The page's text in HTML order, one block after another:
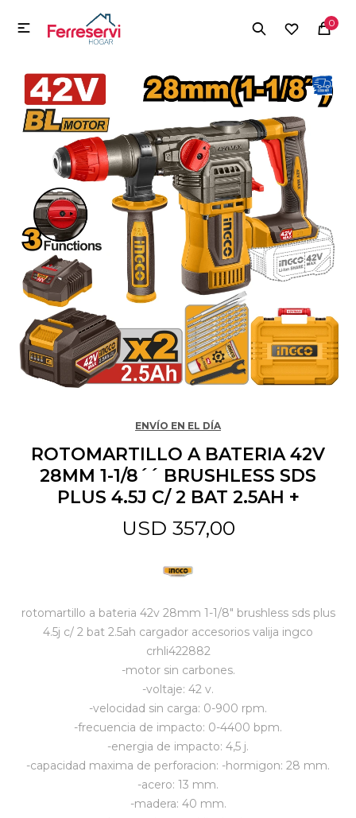
0

ENVÍO EN EL DÍA
ROTOMARTILLO A BATERIA 42V
28MM 1-1/8´´ BRUSHLESS SDS
PLUS 4.5J C/ 2 BAT 2.5AH +
USD 357,00
rotomartillo a bateria 42v 28mm 1-1/8" brushless sds plus
4.5j c/ 2 bat 2.5ah cargador accesorios valija ingco
crhli422882
-motor sin carbones.
-voltaje: 42 v.
-velocidad sin carga: 0-900 rpm.
-frecuencia de impacto: 0-4400 bpm.
-energia de impacto: 4,5 j.
-capacidad maxima de perforacion: -hormigon: 28 mm.
-acero: 13 mm.
-madera: 40 mm.
MI CUENTA
Herramientas y Construcción
Electrodomésticos
Tecnología
Deportes
Camping
Mascotas
Juguetes y artículos para bebé
Gastronomía
Vestimenta y calzado